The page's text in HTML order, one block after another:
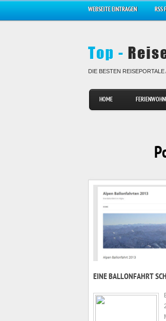
WEBSEITE EINTRAGEN RSS
DIE BESTEN
HOME
EINE BALLONFAHRT